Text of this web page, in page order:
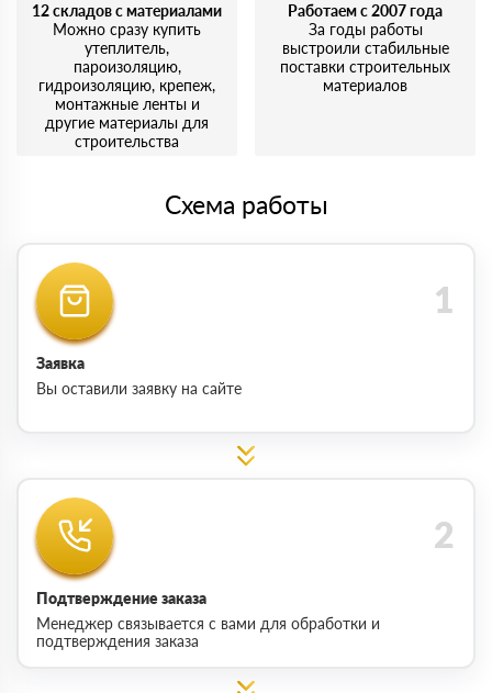
12 складов с материалами
Можно сразу купить
утеплитель,
пароизоляцию,
гидроизоляцию, крепеж,
монтажные ленты и
другие материалы для
строительства
Работаем с 2007 года
За годы работы
выстроили стабильные
поставки строительных
материалов
Схема работы
Заявка
Вы оставили заявку на сайте
Подтверждение заказа
Менеджер связывается с вами для обработки и
подтверждения заказа